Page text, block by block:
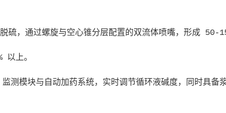
硫，通过螺旋与空心锥分层配置的双流体喷嘴，形成 50-
以上。
测模块与自动加药系统，实时调节循环液碱度，同时具备